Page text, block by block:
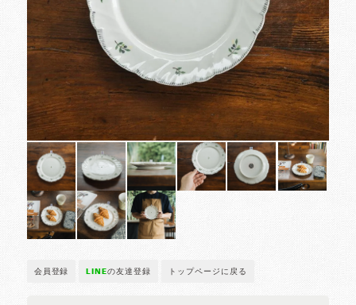
会員登録 LINEの友達登録 トップページに戻る